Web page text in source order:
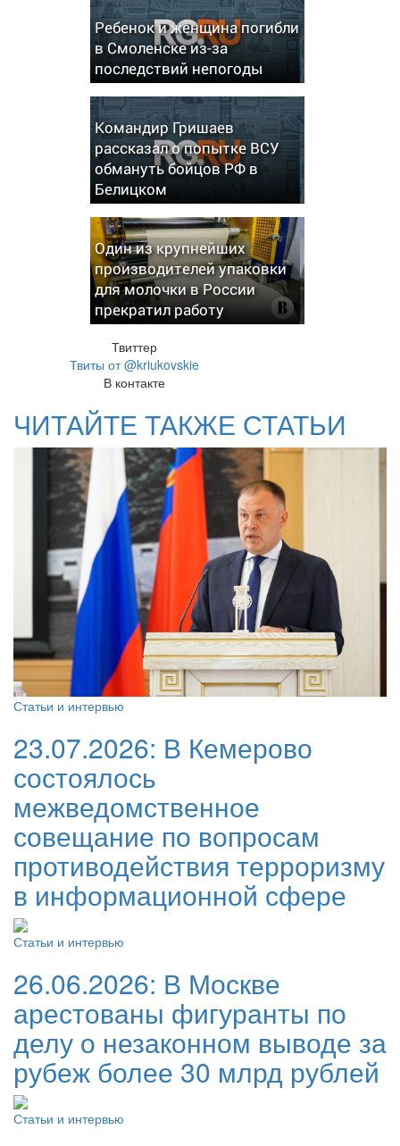
Ребенок и женщина погибли
в Смоленске из-за
последствий непогоды
Командир Гришаев
рассказал о попытке ВСУ
обмануть бойцов РФ в
Белицком
Один из крупнейших
производителей упаковки
для молочки в России
прекратил работу
Твиттер
Твиты от @kriukovskie
В контакте
ЧИТАЙТЕ ТАКЖЕ СТАТЬИ
Статьи и интервью
23.07.2026: В Кемерово
состоялось
межведомственное
совещание по вопросам
противодействия терроризму
в информационной сфере
Статьи и интервью
26.06.2026: В Москве
арестованы фигуранты по
делу о незаконном выводе за
рубеж более 30 млрд рублей
Статьи и интервью